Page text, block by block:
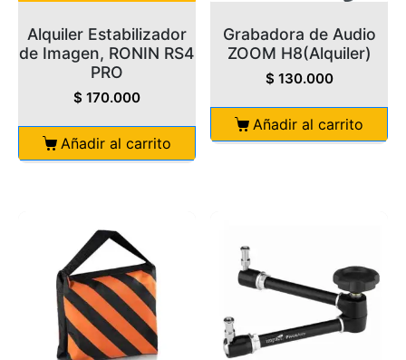
Alquiler Estabilizador
de Imagen, RONIN RS4
PRO
$ 170.000
Añadir al carrito
Grabadora de Audio
ZOOM H8(Alquiler)
$ 130.000
Añadir al carrito